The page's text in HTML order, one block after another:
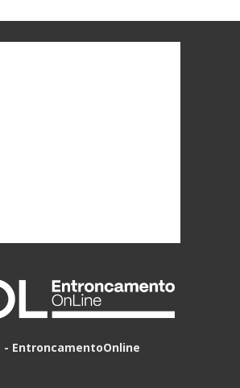
- EntroncamentoOnline